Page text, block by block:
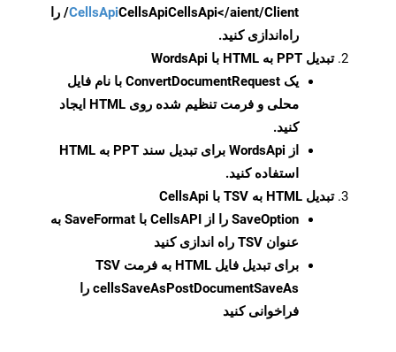
CellsApiCellsApi
CellsApi</aient/Client/ را
راه‌اندازی کنید.
تبدیل PPT به HTML با WordsApi
یک ConvertDocumentRequest با نام فایل
محلی و فرمت تنظیم شده روی HTML ایجاد
کنید.
از WordsApi برای تبدیل سند PPT به HTML
استفاده کنید.
تبدیل HTML به TSV با CellsApi
SaveOption
را از CellsAPI با SaveFormat به
عنوان TSV راه اندازی کنید
برای تبدیل فایل HTML به فرمت
TSV
cellsSaveAsPostDocumentSaveAs را
فراخوانی کنید